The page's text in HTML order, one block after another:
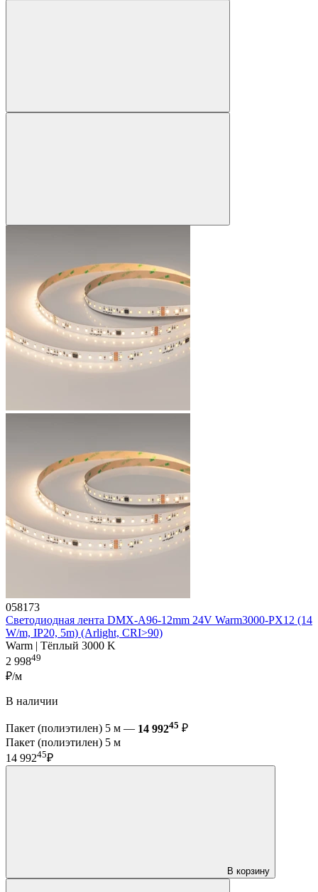
058173
Светодиодная лента DMX-A96-12mm 24V Warm3000-PX12 (14
W/m, IP20, 5m) (Arlight, CRI>90)
Warm | Тёплый 3000 K
2 99849
₽/м
В наличии
Пакет (полиэтилен) 5 м — 14 99245 ₽
Пакет (полиэтилен) 5 м
14 99245₽
В корзину